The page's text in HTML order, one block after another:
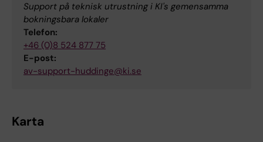
Support på teknisk utrustning i KI's gemensamma
bokningsbara lokaler
Telefon:
+46 (0)8 524 877 75
E-post:
av-support-huddinge@ki.se
Karta